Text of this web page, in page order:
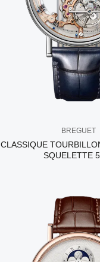
BREGUET
CLASSIQUE
SQUELETTE